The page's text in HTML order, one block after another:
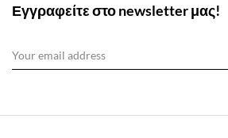
Εγγραφείτε στο newsletter μας!